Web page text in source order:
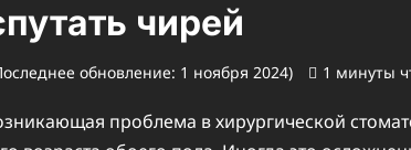
чирей
обновление: 1 ноября 2024) 1 минуты
проблема в хирургической